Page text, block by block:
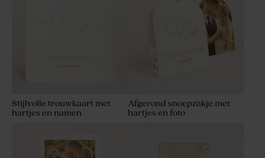
Stijlvolle trouwkaart met
hartjes en namen
Afgerond snoepzakje met
hartjes en foto